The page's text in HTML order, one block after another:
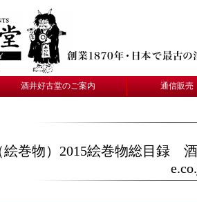
酒井好古堂のご案内 通信販売
絵巻物）2015絵巻物総目録